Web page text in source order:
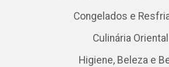
Congelados e
Culinária Oriental
Higiene, Beleza e